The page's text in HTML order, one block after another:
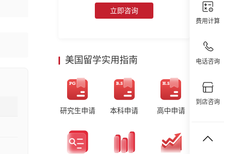
费用计算
电话咨询
到店咨询
立即咨询
美国留学实用指南
研究生申请 本科申请 高中申请